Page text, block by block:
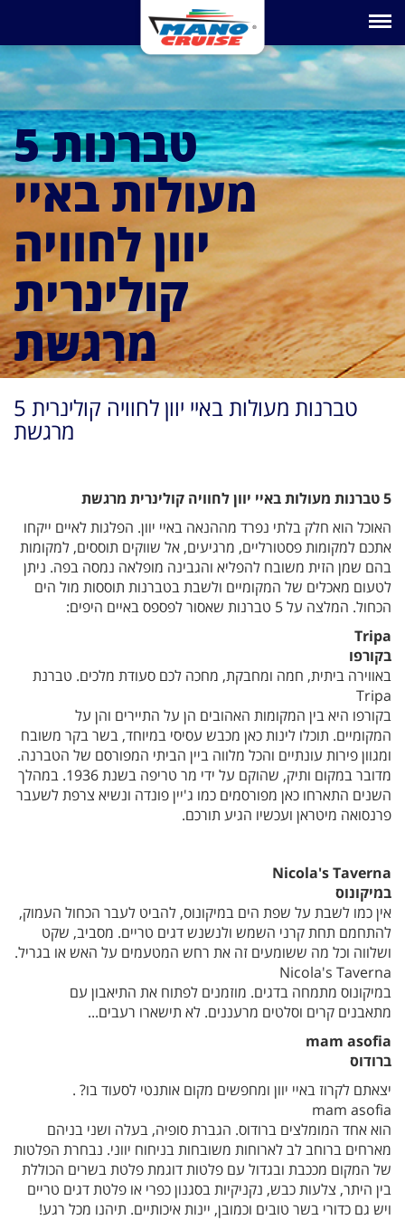
Toggle
5 טברנות
מעולות באיי
יוון לחוויה
קולינרית
מרגשת
5 טברנות מעולות באיי יוון לחוויה קולינרית
מרגשת
5 טברנות מעולות באיי יוון לחוויה קולינרית מרגשת
האוכל הוא חלק בלתי נפרד מההנאה באיי יוון. הפלגות לאיים ייקחו
אתכם למקומות פסטורליים, מרגיעים, אל שווקים תוססים, למקומות
בהם שמן הזית משובח להפליא והגבינה מופלאה נמסה בפה. ניתן
לטעום מאכלים של המקומיים ולשבת בטברנות תוססות מול הים
הכחול. המלצה על 5 טברנות שאסור לפספס באיים היפים:
Tripa
בקורפו
באווירה ביתית, חמה ומחבקת, מחכה לכם סעודת מלכים. טברנת
Tripa
בקורפו היא בין המקומות האהובים הן על התיירים והן על
המקומיים. תוכלו לינות כאן מכבש עסיסי במיוחד, בשר בקר משובח
ומגוון פירות עונתיים והכל מלווה ביין הביתי המפורסם של הטברנה.
מדובר במקום ותיק, שהוקם על ידי מר טריפה בשנת 1936. במהלך
השנים התארחו כאן מפורסמים כמו ג'יין פונדה ונשיא צרפת לשעבר
פרנסואה מיטראן ועכשיו הגיע תורכם.
Nicola's Taverna
במיקונוס
אין כמו לשבת על שפת הים במיקונוס, להביט לעבר הכחול העמוק,
להתחמם תחת קרני השמש ולנשנש דגים טריים. מסביב, שקט
ושלווה וכל מה ששומעים זה את רחש המטעמים על האש או בגריל.
Nicola's Taverna
במיקונוס מתמחה בדגים. מוזמנים לפתוח את התיאבון עם
מתאבנים קרים וסלטים מרעננים. לא תישארו רעבים...
mam asofia
ברודוס
יצאתם לקרוז באיי יוון ומחפשים מקום אותנטי לסעוד בו? .
mam asofia
הוא אחד המומלצים ברודוס. הגברת סופיה, בעלה ושני בניהם
מארחים ברוחב לב לארוחות משובחות בניחוח יווני. נבחרת הפלטות
של המקום מככבת ובגדול עם פלטות דוגמת פלטת בשרים הכוללת
בין היתר, צלעות כבש, נקניקיות בסגנון כפרי או פלטת דגים טריים
ויש גם כדורי בשר טובים וכמובן, יינות איכותיים. תיהנו מכל רגע!